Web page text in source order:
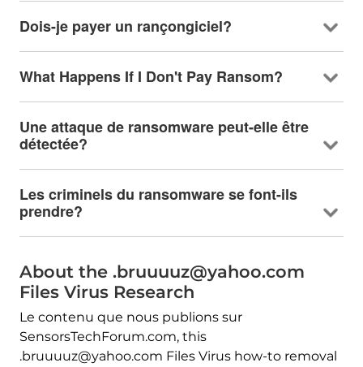
Dois-je payer un rançongiciel?
What Happens If I Don't Pay Ransom?
Une attaque de ransomware peut-elle être
détectée?
Les criminels du ransomware se font-ils
prendre?
About the .bruuuuz@yahoo.com
Files Virus Research
Le contenu que nous publions sur
SensorsTechForum.com, this
.bruuuuz@yahoo.com Files Virus how-to removal